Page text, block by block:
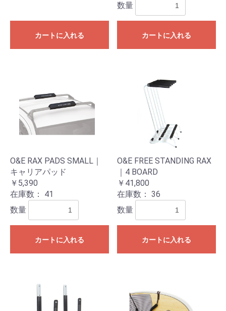
カートに入れる
数量
カートに入れる
O&E RAX PADS SMALL｜
キャリアパッド
￥5,390
在庫数： 41
数量
カートに入れる
O&E FREE STANDING RAX
｜4 BOARD
￥41,800
在庫数： 36
数量
カートに入れる